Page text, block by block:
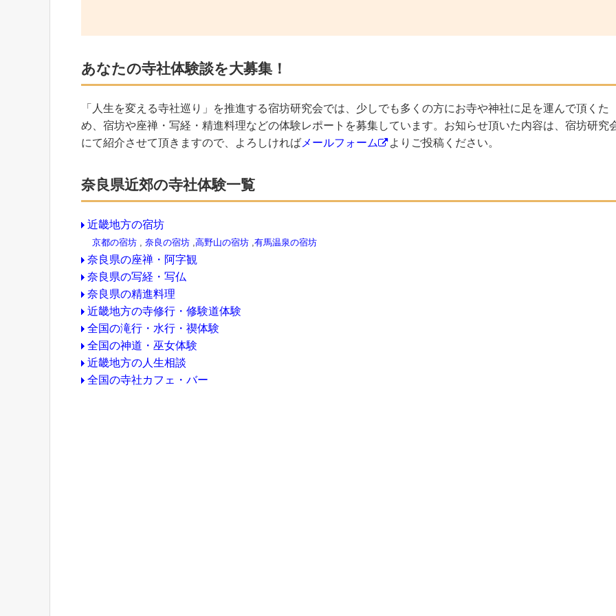
あなたの寺社体験談を大募集！
「人生を変える寺社巡り」を推進する宿坊研究会では、少しでも多くの方にお寺や神社に足を運んで頂くた
め、宿坊や座禅・写経・精進料理などの体験レポートを募集しています。お知らせ頂いた内容は、宿坊研究
にて紹介させて頂きますので、よろしければ メールフォーム よりご投稿ください。
奈良県近郊の寺社体験一覧
近畿地方の宿坊
京都の宿坊 奈良の宿坊 高野山の宿坊 有馬温泉の宿坊
奈良県の座禅・阿字観
奈良県の写経・写仏
奈良県の精進料理
近畿地方の寺修行・修験道体験
全国の滝行・水行・禊体験
全国の神道・巫女体験
近畿地方の人生相談
全国の寺社カフェ・バー